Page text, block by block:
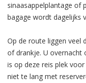
sinaasappelplantage of
bagage wordt dagelijks
Op de route liggen veel
of drankje. U overnacht
is op deze reis plek
niet te lang met